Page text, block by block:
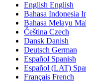
English English
Bahasa Indonesia
Bahasa Melayu
Čeština Czech
Dansk Danish
Deutsch German
Español Spanish
Español (LAT)
Français French